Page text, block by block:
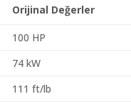
Orijinal Değerler
100 HP
74 kW
111 ft/lb